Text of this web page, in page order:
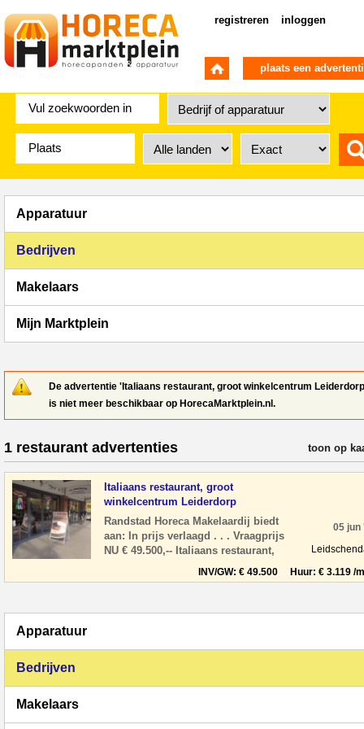
registreren inloggen
plaats een
Apparatuur
Bedrijven
Makelaars
Mijn Marktplein
De advertentie 'Italiaans restaurant, groot winkelcentrum
is niet meer beschikbaar op HorecaMarktplein.nl.
1 restaurant advertenties verfijn
toon op
Italiaans restaurant, groot
winkelcentrum Leiderdorp
Randstad Horeca Makelaardij biedt
aan: In prijs verlaagd . . . Vraagprijs
NU € 49.500,-- Italiaans restaurant,
gelegen in een groot winkelcentrum
Wink
05 jun
INV/GW: € 49.500 Huur: € 3.119 /
Apparatuur
Bedrijven
Makelaars